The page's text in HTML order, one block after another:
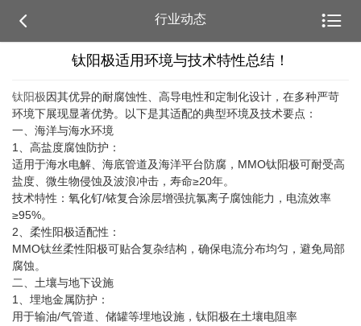
 行业动态 
钛阳极适用环境与技术特性总结‌！
钛阳极因其优异的耐腐蚀性、高导电性和定制化设计，在多种严苛
环境下展现显著优势。以下是其适配的典型环境及技术要点：
一、海洋与海水环境‌
1、高盐度腐蚀防护‌：
适用于海水电解、海底管道及海洋平台防腐，MMO钛阳极可耐受高
盐度、微生物侵蚀及波浪冲击，寿命≥20年‌。
技术特性‌：氧化钌/铱复合涂层增强抗氯离子腐蚀能力，电流效率
≥95%‌。
2、柔性阳极适配性‌：
MMO钛丝柔性阳极可贴合复杂结构，确保电流分布均匀，避免局部
腐蚀‌。
二、土壤与地下设施‌
1、埋地金属防护‌：
用于输油/气管道、储罐等埋地设施，钛阳极在土壤电阻率